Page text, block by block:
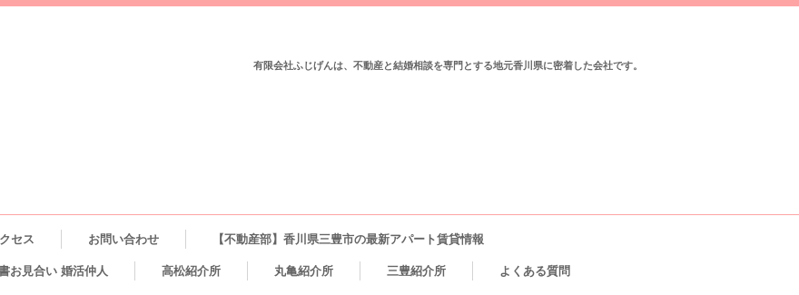
有限会社ふじげんは、不動産と結婚相談を専門とする地元香川県に密着した会社です。
セス お問い合わせ 【不動産部】香川県三豊市の最新アパート賃貸情報
お見合い 婚活仲人 高松紹介所 丸亀紹介所 三豊紹介所 よくある質問